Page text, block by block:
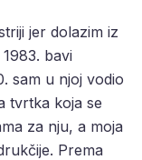
jer dolazim iz
bavi
sam u njoj vodio
tvrtka koja se
za nju, a moja
Prema